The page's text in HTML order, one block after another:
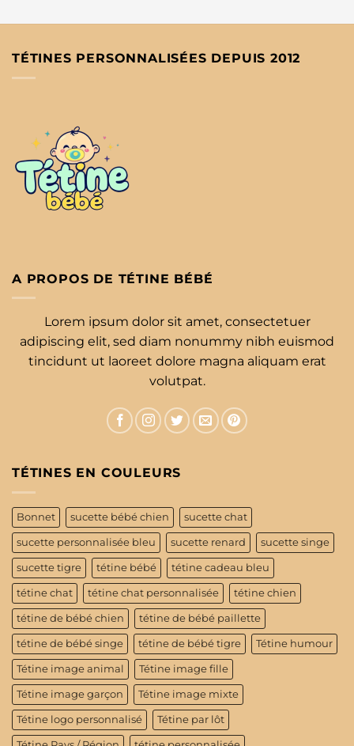
TÉTINES PERSONNALISÉES DEPUIS 2012
A PROPOS DE TÉTINE BÉBÉ
Lorem ipsum dolor sit amet, consectetuer
adipiscing elit, sed diam nonummy nibh euismod
tincidunt ut laoreet dolore magna aliquam erat
volutpat.
TÉTINES EN COULEURS
Bonnet sucette bébé chien sucette chat
sucette personnalisée bleu sucette renard sucette singe
sucette tigre tétine bébé tétine cadeau bleu
tétine chat tétine chat personnalisée tétine chien
tétine de bébé chien tétine de bébé paillette
tétine de bébé singe tétine de bébé tigre Tétine humour
Tétine image animal Tétine image fille
Tétine image garçon Tétine image mixte
Tétine logo personnalisé Tétine par lôt